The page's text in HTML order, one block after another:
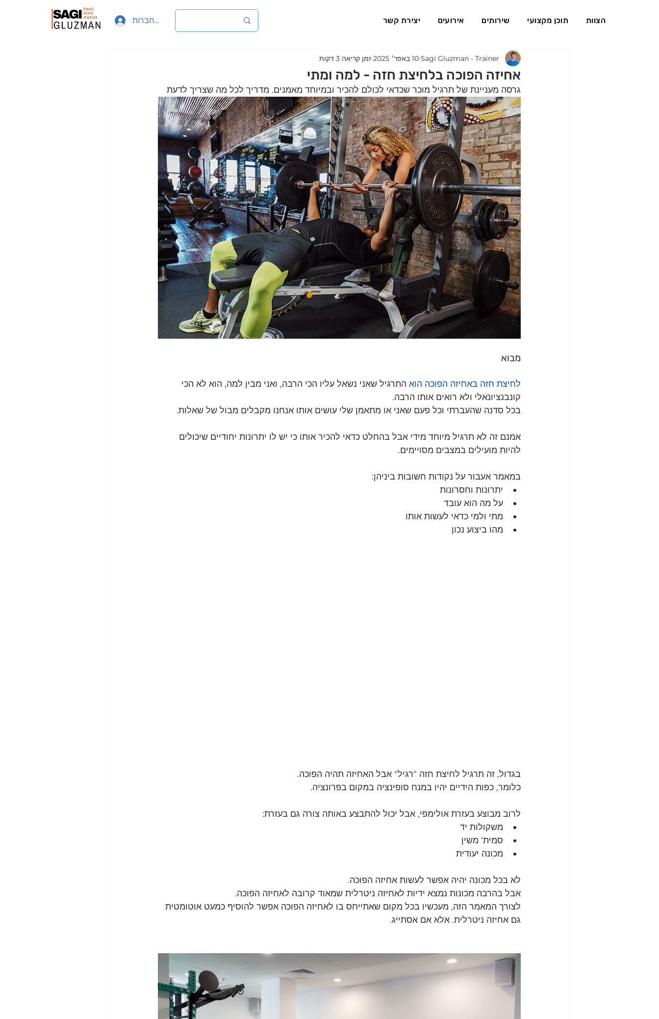
להתחברות הצוות תוכן מקצועי שירותים אירועים יצירת קשר
אחיזה הפוכה בלחיצת חזה - למה ומתי
Sagi Gluzman - Trainer 10 באפר׳ 2025 זמן קריאה 3 דקות
גרסה מעניינת של תרגיל מוכר שכדאי לכולם להכיר ובמיוחד מאמנים. מדריך לכל מה שצריך לדעת
מבוא
לחיצת חזה באחיזה הפוכה הוא התרגיל שאני נשאל עליו הכי הרבה, ואני מבין למה, הוא לא הכי
קונבנציונאלי ולא רואים אותו הרבה.
בכל סדנה שהעברתי וכל פעם שאני או מתאמן שלי עושים אותו אנחנו מקבלים מבול של שאלות.
אמנם זה לא תרגיל מיוחד מידי אבל בהחלט כדאי להכיר אותו כי יש לו יתרונות יחודיים שיכולים
להיות מועילים במצבים מסויימים.
במאמר אעבור על נקודות חשובות ביניהן:
יתרונות וחסרונות
על מה הוא עובד
מתי ולמי כדאי לעשות אותו
מהו ביצוע נכון
בגדול, זה תרגיל לחיצת חזה "רגיל" אבל האחיזה תהיה הפוכה.
כלומר, כפות הידיים יהיו במנח סופינציה במקום בפרונציה.
לרוב מבוצע בעזרת אולימפי, אבל יכול להתבצע באותה צורה גם בעזרת:
משקולות יד
סמית' משין
מכונה יעודית
לא בכל מכונה יהיה אפשר לעשות אחיזה הפוכה.
אבל בהרבה מכונות נמצא ידיות לאחיזה ניטרלית שמאוד קרובה לאחיזה הפוכה.
לצורך המאמר הזה, מעכשיו בכל מקום שאתייחס בו לאחיזה הפוכה אפשר להוסיף כמעט אוטומטית
גם אחיזה ניטרלית. אלא אם אסתייג.